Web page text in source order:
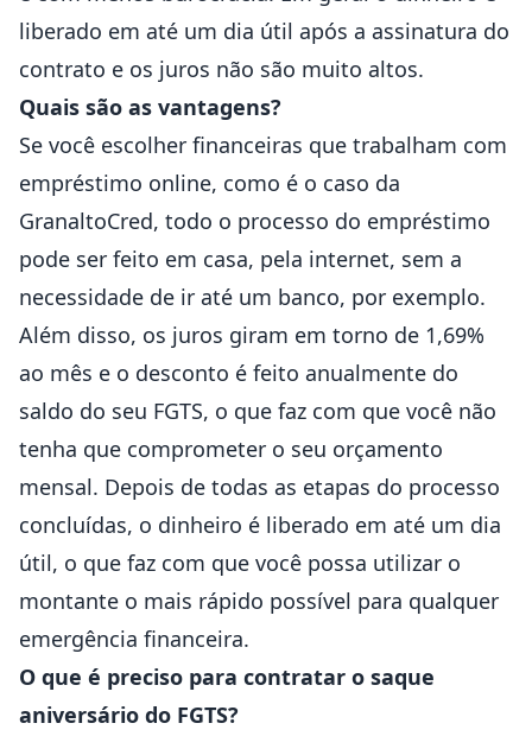
liberado em até um dia útil após a assinatura do
contrato e os juros não são muito altos.
Quais são as vantagens?
Se você escolher financeiras que trabalham com
empréstimo online, como é o caso da
GranaltoCred, todo o processo do empréstimo
pode ser feito em casa, pela internet, sem a
necessidade de ir até um banco, por exemplo.
Além disso, os juros giram em torno de 1,69%
ao mês e o desconto é feito anualmente do
saldo do seu FGTS, o que faz com que você não
tenha que comprometer o seu orçamento
mensal. Depois de todas as etapas do processo
concluídas, o dinheiro é liberado em até um dia
útil, o que faz com que você possa utilizar o
montante o mais rápido possível para qualquer
emergência financeira.
O que é preciso para contratar o saque
aniversário do FGTS?